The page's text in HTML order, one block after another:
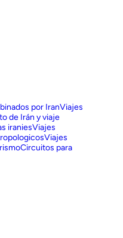
por IranViajes
de Irán y viaje
iraniesViajes
Viajes
Circuitos para